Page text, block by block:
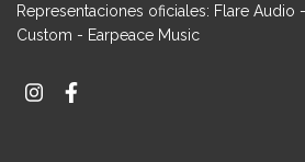
Representaciones oficiales: Flare Audio
Custom - Earpeace Music